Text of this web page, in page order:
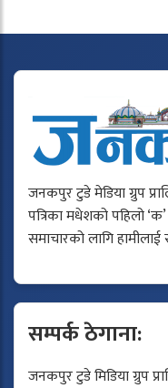
जनकपुर टुडे मेडिया ग्रुप
पत्रिका मधेशको पहिलो ‘क’
समाचारको लागि
सम्पर्क ठेगाना:
जनकपुर टुडे मिडिया ग्रुप